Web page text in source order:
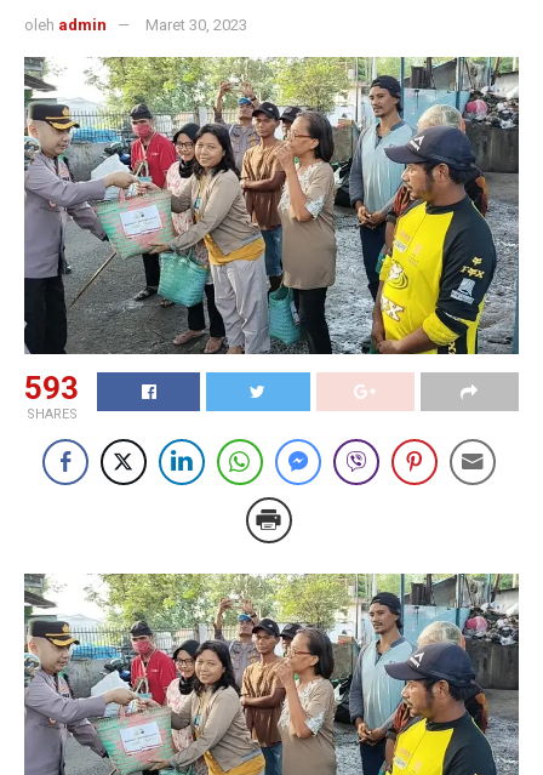
oleh admin Maret 30, 2023
593
SHARES